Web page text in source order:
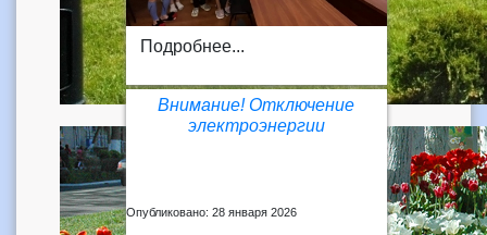
Подробнее...
Внимание! Отключение
электроэнергии
Опубликовано: 28 января 2026